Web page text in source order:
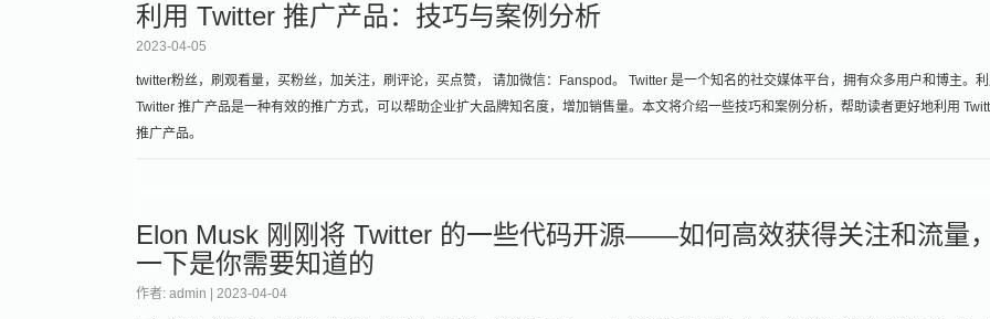
利用 Twitter 推广产品：技巧与案例分析
2023-04-05
twitter粉丝，刷观看量，买粉丝，加关注，刷评论，买点赞， 请加微信：Fanspod。 Twitter 是一个知名的社交媒体平台，拥有众多用户和博主。利
Twitter 推广产品是一种有效的推广方式，可以帮助企业扩大品牌知名度，增加销售量。本文将介绍一些技巧和案例分析，帮助读者更好地利用
推广产品。
Elon Musk 刚刚将 Twitter 的一些代码开源——如何高效获得关注和流量，
一下是你需要知道的
作者: admin | 2023-04-04